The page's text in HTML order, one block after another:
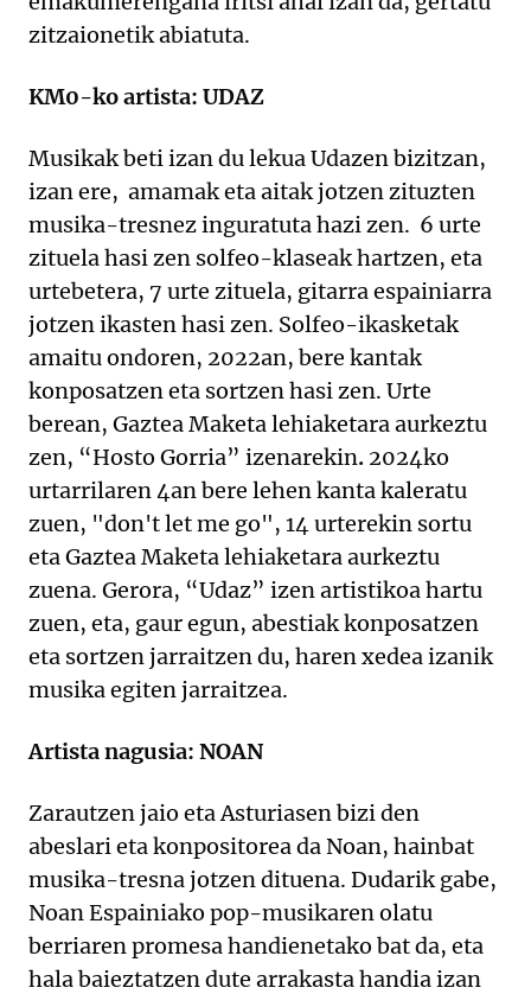
zitzaionetik abiatuta.
KM0-ko artista: UDAZ
Musikak beti izan du lekua Udazen bizitzan,
izan ere, amamak eta aitak jotzen zituzten
musika-tresnez inguratuta hazi zen. 6 urte
zituela hasi zen solfeo-klaseak hartzen, eta
urtebetera, 7 urte zituela, gitarra espainiarra
jotzen ikasten hasi zen. Solfeo-ikasketak
amaitu ondoren, 2022an, bere kantak
konposatzen eta sortzen hasi zen. Urte
berean, Gaztea Maketa lehiaketara aurkeztu
zen, “Hosto Gorria” izenarekin. 2024ko
urtarrilaren 4an bere lehen kanta kaleratu
zuen, "don't let me go", 14 urterekin sortu
eta Gaztea Maketa lehiaketara aurkeztu
zuena. Gerora, “Udaz” izen artistikoa hartu
zuen, eta, gaur egun, abestiak konposatzen
eta sortzen jarraitzen du, haren xedea izanik
musika egiten jarraitzea.
Artista nagusia: NOAN
Zarautzen jaio eta Asturiasen bizi den
abeslari eta konpositorea da Noan, hainbat
musika-tresna jotzen dituena. Dudarik gabe,
Noan Espainiako pop-musikaren olatu
berriaren promesa handienetako bat da, eta
hala baieztatzen dute arrakasta handia izan